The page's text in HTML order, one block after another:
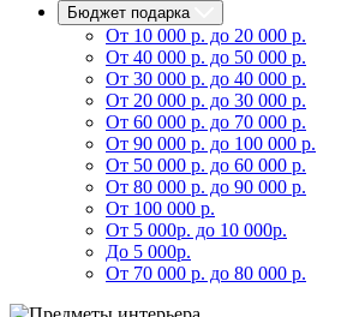
Бюджет подарка
От 10 000 р. до 20 000 р.
От 40 000 р. до 50 000 р.
От 30 000 р. до 40 000 р.
От 20 000 р. до 30 000 р.
От 60 000 р. до 70 000 р.
От 90 000 р. до 100 000 р.
От 50 000 р. до 60 000 р.
От 80 000 р. до 90 000 р.
От 100 000 р.
От 5 000р. до 10 000р.
До 5 000р.
От 70 000 р. до 80 000 р.